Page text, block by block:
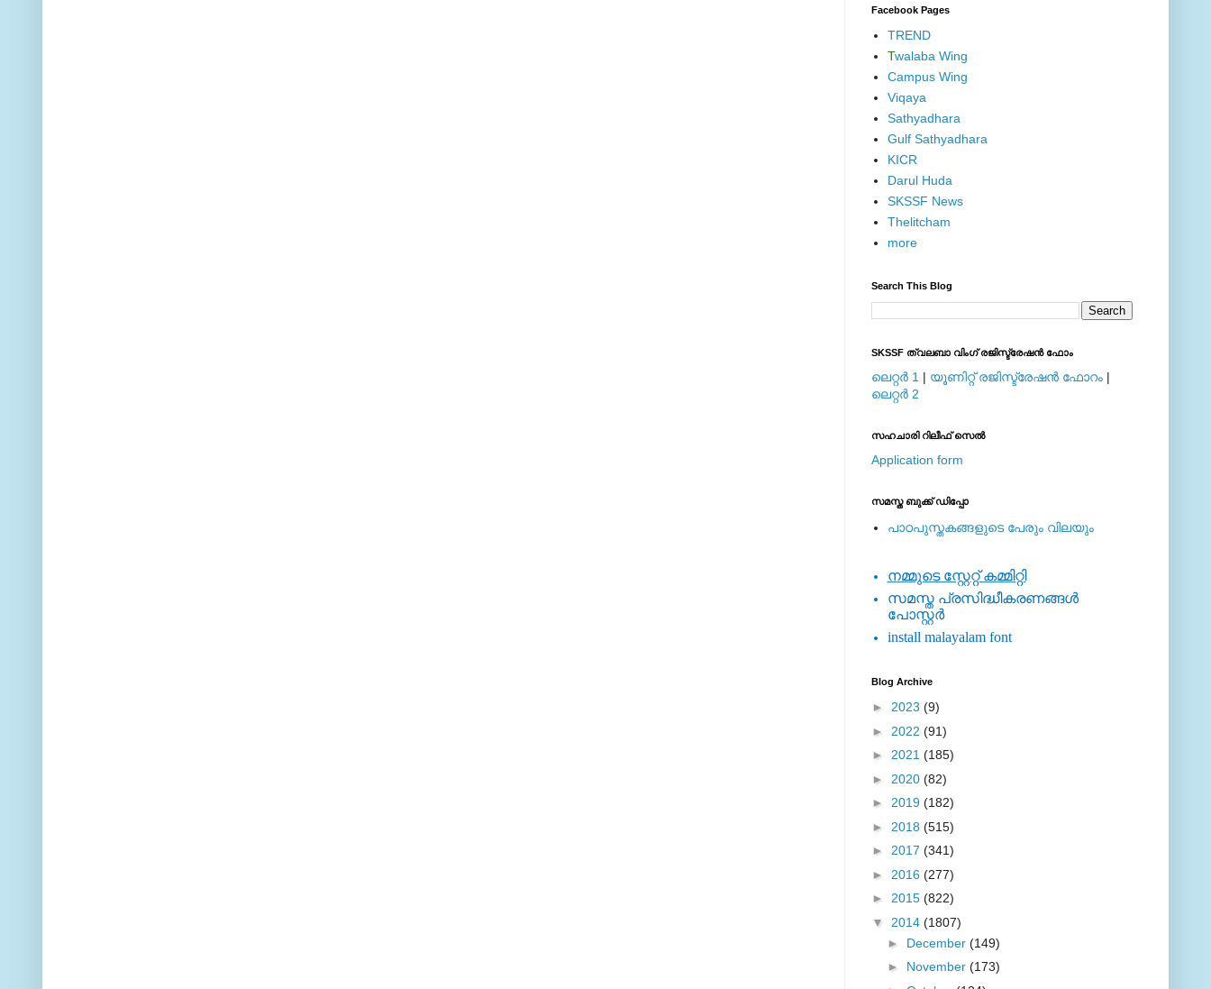
Facebook Pages
TREND
Twalaba Wing
Campus Wing
Viqaya
Sathyadhara
Gulf Sathyadhara
KICR
Darul Huda
SKSSF News
Thelitcham
more
Search This Blog
SKSSF ത്വലബാ വിംഗ് രജിസ്ട്രേഷന്‍ ഫോം
ലെറ്റര്‍ 1 | യൂണിറ്റ് രജിസ്ട്രേഷന്‍ ഫോറം |
ലെറ്റര്‍ 2
സഹചാരി റിലീഫ് സെല്‍
Application form
സമസ്ത ബുക്ക് ഡിപ്പോ
പാഠപുസ്തകങ്ങളുടെ പേരും വിലയും
നമ്മുടെ സ്റ്റേറ്റ് കമ്മിറ്റി
സമസ്ത പ്രസിദ്ധീകരണങ്ങള്‍
പോസ്റ്റര്‍
install malayalam font
Blog Archive
► 2023 (9)
► 2022 (91)
► 2021 (185)
► 2020 (82)
► 2019 (182)
► 2018 (515)
► 2017 (341)
► 2016 (277)
► 2015 (822)
▼ 2014 (1807)
► December (149)
► November (173)